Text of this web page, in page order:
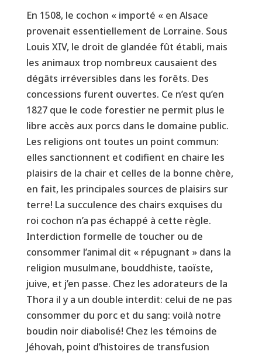
En 1508, le cochon « importé « en Alsace
provenait essentiellement de Lorraine. Sous
Louis XIV, le droit de glandée fût établi, mais
les animaux trop nombreux causaient des
dégâts irréversibles dans les forêts. Des
concessions furent ouvertes. Ce n’est qu’en
1827 que le code forestier ne permit plus le
libre accès aux porcs dans le domaine public.
Les religions ont toutes un point commun:
elles sanctionnent et codifient en chaire les
plaisirs de la chair et celles de la bonne chère,
en fait, les principales sources de plaisirs sur
terre! La succulence des chairs exquises du
roi cochon n’a pas échappé à cette règle.
Interdiction formelle de toucher ou de
consommer l’animal dit « répugnant » dans la
religion musulmane, bouddhiste, taoïste,
juive, et j’en passe. Chez les adorateurs de la
Thora il y a un double interdit: celui de ne pas
consommer du porc et du sang: voilà notre
boudin noir diabolisé! Chez les témoins de
Jéhovah, point d’histoires de transfusion